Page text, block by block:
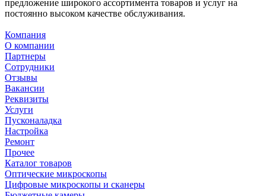
предложение широкого ассортимента товаров и услуг на
постоянно высоком качестве обслуживания.
Компания
О компании
Партнеры
Сотрудники
Отзывы
Вакансии
Реквизиты
Услуги
Пусконаладка
Настройка
Ремонт
Прочее
Каталог товаров
Оптические микроскопы
Цифровые микроскопы и сканеры